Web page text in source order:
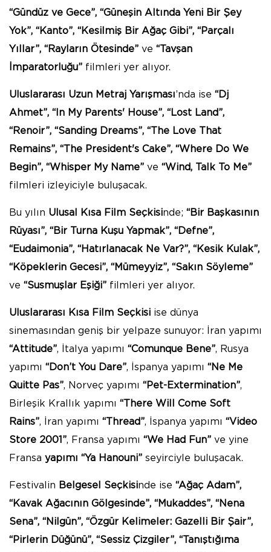
“Gündüz ve Gece”, “Güneşin Altında Yeni Bir Şey
Yok”, “Kanto”, “Kesilmiş Bir Ağaç Gibi”, “Parçalı
Yıllar”, “Rayların Ötesinde” ve “Tavşan
İmparatorluğu” filmleri yer alıyor.
Uluslararası Uzun Metraj Yarışması’nda ise “Dj
Ahmet”, “In My Parents' House”, “Lost Land”,
“Renoir”, “Sanding Dreams”, “The Love That
Remains”, “The President's Cake”, “Where Do We
Begin”, “Whisper My Name” ve “Wind, Talk To Me”
filmleri izleyiciyle buluşacak.
Bu yılın Ulusal Kısa Film Seçkisinde; “Bir Başkasının
Rüyası”, “Bir Turna Kuşu Yapmak”, “Defne”,
“Eudaimonia”, “Hatırlanacak Ne Var?”, “Kesik Kulak”,
“Köpeklerin Gecesi”, “Mümeyyiz”, “Sakın Söyleme”
ve “Susmuşlar Eşiği” filmleri yer alıyor.
Uluslararası Kısa Film Seçkisi ise dünya
sinemasından geniş bir yelpaze sunuyor: İran yapımı
“Attitude”, İtalya yapımı “Comunque Bene”, Rusya
yapımı “Don’t You Dare”, İspanya yapımı “Ne Me
Quitte Pas”, Norveç yapımı “Pet-Extermination”,
Birleşik Krallık yapımı “There Will Come Soft
Rains”, İran yapımı “Thread”, İspanya yapımı “Video
Store 2001”, Fransa yapımı “We Had Fun” ve yine
Fransa yapımı “Ya Hanouni” seyirciyle buluşacak.
Festivalin Belgesel Seçkisinde ise “Ağaç Adam”,
“Kavak Ağacının Gölgesinde”, “Mukaddes”, “Nena
Sena”, “Nilgün”, “Özgür Kelimeler: Gazelli Bir Şair”,
“Pirlerin Düğünü”, “Sessiz Çizgiler”, “Tanıştığıma